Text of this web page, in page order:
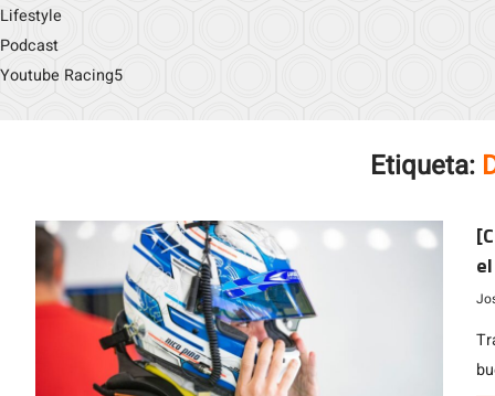
Lifestyle
Podcast
Youtube Racing5
Etiqueta: